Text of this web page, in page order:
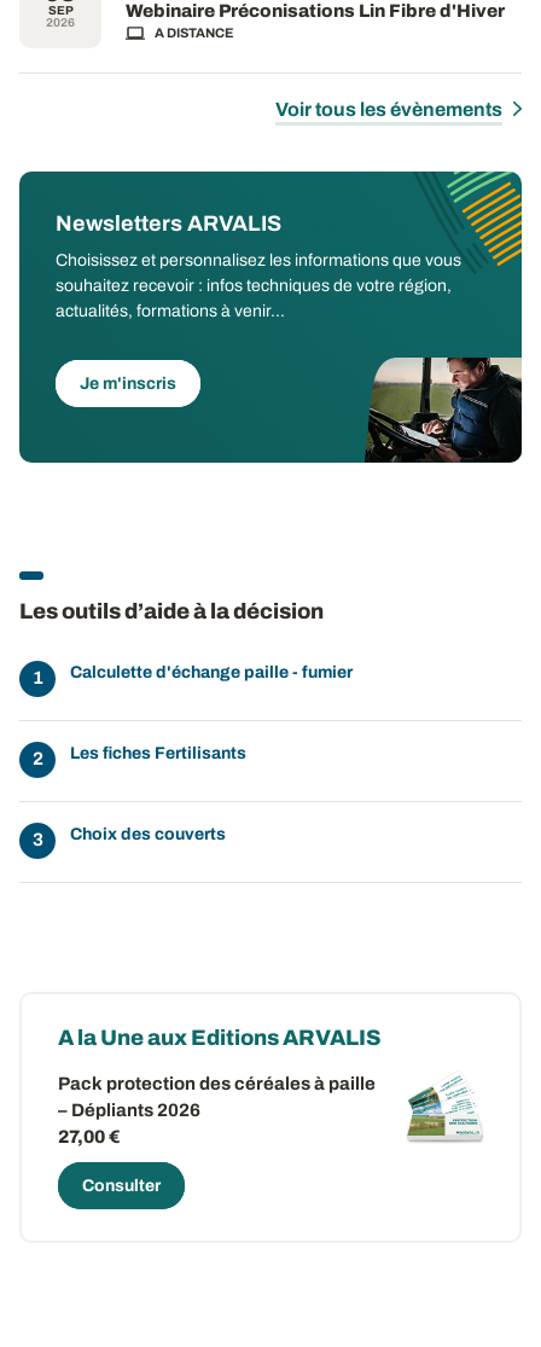
SEP
2026
Webinaire Préconisations Lin Fibre d'Hiver
A DISTANCE
Voir tous les évènements
Newsletters ARVALIS
Choisissez et personnalisez les informations que vous
souhaitez recevoir : infos techniques de votre région,
actualités, formations à venir...
Je m'inscris
Les outils d’aide à la décision
Calculette d'échange paille - fumier
Les fiches Fertilisants
Choix des couverts
A la Une aux Editions ARVALIS
Pack protection des céréales à paille
– Dépliants 2026
27,00 €
Consulter